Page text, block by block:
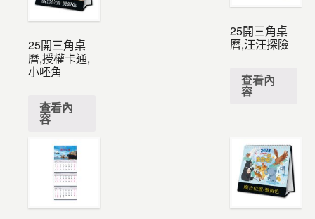
25開三角桌
曆,授權卡通,
小呸角
查看內
容
25開三角桌
曆,汪汪探險
查看內
容